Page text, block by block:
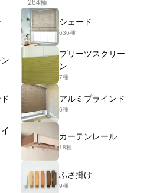
284種
シェード
636種
プリーツスクリー
ン
7種
アルミブラインド
6種
カーテンレール
18種
ふさ掛け
9種